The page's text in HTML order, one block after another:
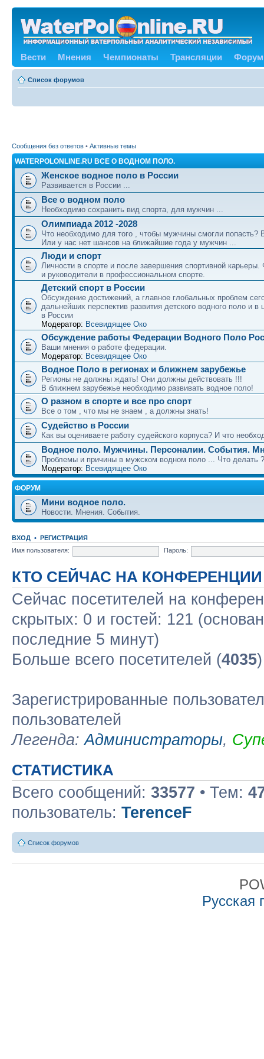
Вести Мнения Чемпионаты Трансляции Форум
Список форумов
Сообщения без ответов • Активные темы
WATERPOLONLINE.RU ВСЕ О ВОДНОМ ПОЛО.
Женское водное поло в России
Развивается в России ...
Все о водном поло
Необходимо сохранить вид спорта, для мужчин ...
Олимпиада 2012 -2028
Что необходимо для того , чтобы мужчины смогли попасть?
Или у нас нет шансов на ближайшие года у мужчин ...
Люди и спорт
Личности в спорте и после завершения спортивной карьеры.
и руководители в профессиональном спорте.
Детский спорт в России
Обсуждение достижений, а главное глобальных проблем
дальнейших перспектив развития детского водного поло и в
в России
Модератор: Всевидящее Око
Обсуждение работы Федерации Водного Поло
Ваши мнения о работе федерации.
Модератор: Всевидящее Око
Водное Поло в регионах и ближнем зарубежье
Регионы не должны ждать! Они должны действовать !!!
В ближнем зарубежье необходимо развивать водное поло!
О разном в спорте и все про спорт
Все о том , что мы не знаем , а должны знать!
Судейство в России
Как вы оцениваете работу судейского корпуса? И что
Водное поло. Мужчины. Персоналии. События.
Проблемы и причины в мужском водном поло ... Что делать ?
Модератор: Всевидящее Око
ФОРУМ
Мини водное поло.
Новости. Мнения. События.
ВХОД • РЕГИСТРАЦИЯ
Имя пользователя:
Пароль:
КТО СЕЙЧАС НА КОНФЕРЕНЦИИ
Сейчас посетителей на
скрытых: 0 и гостей: 121
последние 5 минут)
Больше всего посетителей (4035
Зарегистрированные
пользователей
Легенда:Администраторы,
СТАТИСТИКА
Всего сообщений: 33577 • Тем:
пользователь: TerenceF
Список форумов
Русская